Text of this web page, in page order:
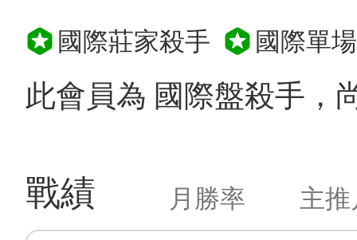
國際莊家殺手 國際單
此會員為 國際盤殺手，
戰績 月勝率 主